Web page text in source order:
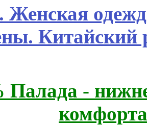
Женская
Китайский
Палада -